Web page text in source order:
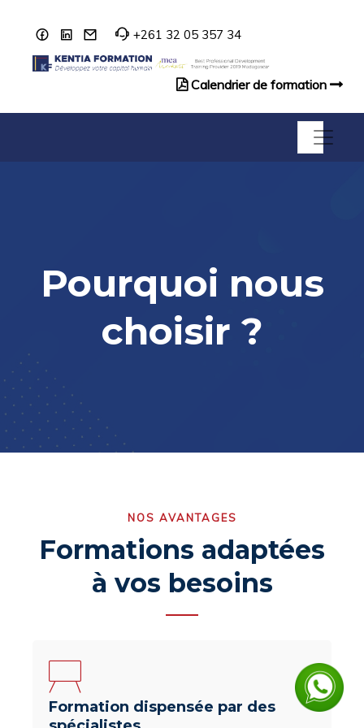
+261 32 05 357 34
Calendrier de formation
Pourquoi nous
choisir ?
NOS AVANTAGES
Formations adaptées
à vos besoins
Formation dispensée par des